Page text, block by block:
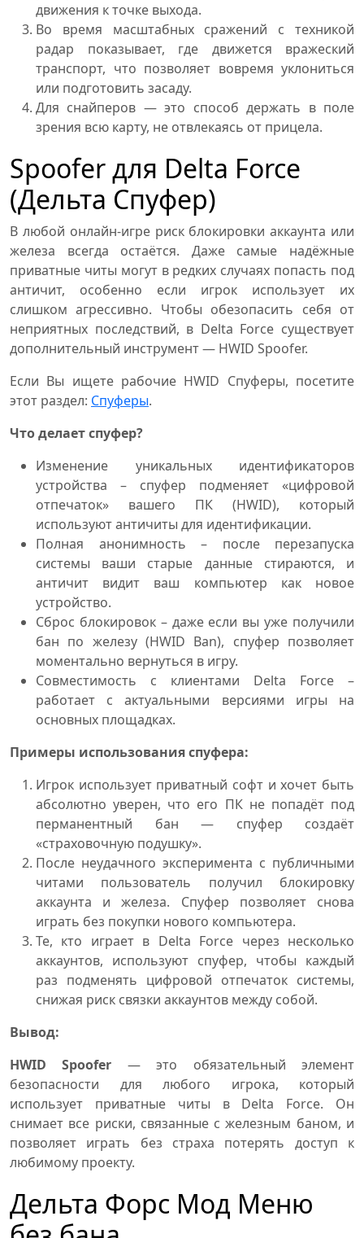
движения к точке выхода.
Во время масштабных сражений с техникой
радар показывает, где движется вражеский
транспорт, что позволяет вовремя уклониться
или подготовить засаду.
Для снайперов — это способ держать в поле
зрения всю карту, не отвлекаясь от прицела.
Spoofer для Delta Force
(Дельта Спуфер)
В любой онлайн-игре риск блокировки аккаунта или
железа всегда остаётся. Даже самые надёжные
приватные читы могут в редких случаях попасть под
античит, особенно если игрок использует их
слишком агрессивно. Чтобы обезопасить себя от
неприятных последствий, в Delta Force существует
дополнительный инструмент — HWID Spoofer.
Если Вы ищете рабочие HWID Спуферы, посетите
этот раздел: Спуферы.
Что делает спуфер?
Изменение уникальных идентификаторов
устройства – спуфер подменяет «цифровой
отпечаток» вашего ПК (HWID), который
используют античиты для идентификации.
Полная анонимность – после перезапуска
системы ваши старые данные стираются, и
античит видит ваш компьютер как новое
устройство.
Сброс блокировок – даже если вы уже получили
бан по железу (HWID Ban), спуфер позволяет
моментально вернуться в игру.
Совместимость с клиентами Delta Force –
работает с актуальными версиями игры на
основных площадках.
Примеры использования спуфера:
Игрок использует приватный софт и хочет быть
абсолютно уверен, что его ПК не попадёт под
перманентный бан — спуфер создаёт
«страховочную подушку».
После неудачного эксперимента с публичными
читами пользователь получил блокировку
аккаунта и железа. Спуфер позволяет снова
играть без покупки нового компьютера.
Те, кто играет в Delta Force через несколько
аккаунтов, используют спуфер, чтобы каждый
раз подменять цифровой отпечаток системы,
снижая риск связки аккаунтов между собой.
Вывод:
HWID Spoofer — это обязательный элемент
безопасности для любого игрока, который
использует приватные читы в Delta Force. Он
снимает все риски, связанные с железным баном, и
позволяет играть без страха потерять доступ к
любимому проекту.
Дельта Форс Мод Меню